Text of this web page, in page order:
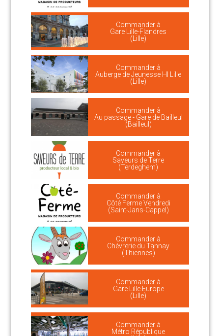
Commander à
Gare Lille-Flandres
(Lille)
Commander à
Auberge de Jeunesse HI Lille
(Lille)
Commander à
Au passage - Gare de Bailleul
(Bailleul)
Commander à
Saveurs de Terre
(Terdeghem)
Commander à
Côté Ferme Vendredi
(Saint-Jans-Cappel)
Commander à
Chèvrerie du Tannay
(Thiennes)
Commander à
Gare Lille Europe
(Lille)
Commander à
Métro République